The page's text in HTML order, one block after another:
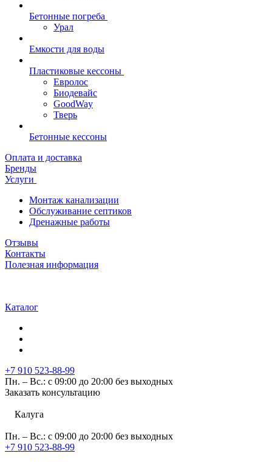
Бетонные погреба
Урал
Емкости для воды
Пластиковые кессоны
Евролос
Биодевайс
GoodWay
Тверь
Бетонные кессоны
Оплата и доставка
Бренды
Услуги
Монтаж канализации
Обслуживание септиков
Дренажные работы
Отзывы
Контакты
Полезная информация
Каталог
+7 910 523-88-99
Пн. – Вс.: с 09:00 до 20:00 без выходных
Заказать консультацию
Калуга
Пн. – Вс.: с 09:00 до 20:00 без выходных
+7 910 523-88-99